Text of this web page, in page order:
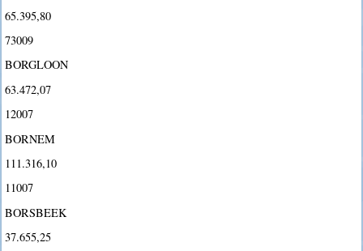
65.395,80
73009
BORGLOON
63.472,07
12007
BORNEM
111.316,10
11007
BORSBEEK
37.655,25